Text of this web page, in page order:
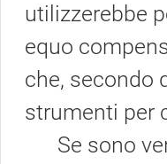
utilizzerebbe
equo
che, secondo
strumenti per
Se sono